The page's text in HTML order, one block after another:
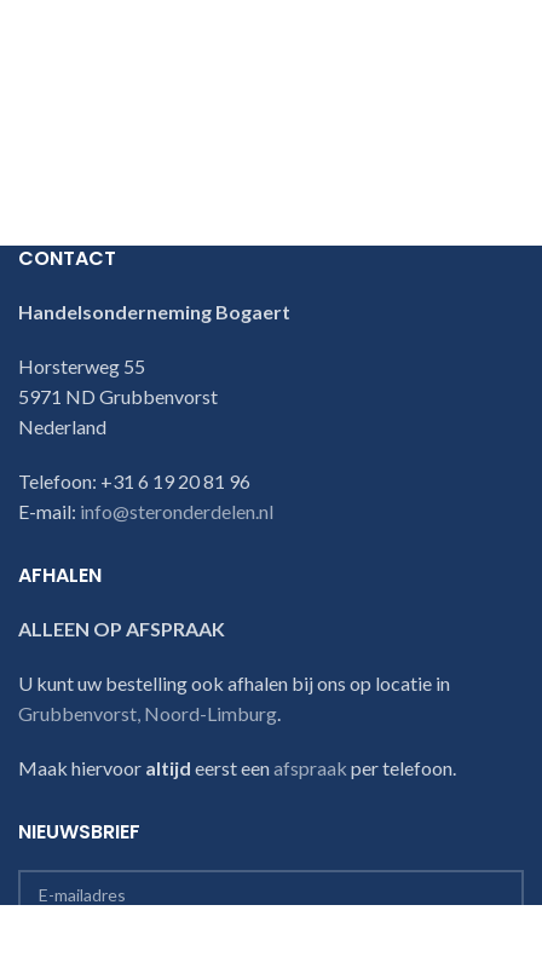
CONTACT
Handelsonderneming Bogaert
Horsterweg 55
5971 ND Grubbenvorst
Nederland
Telefoon: +31 6 19 20 81 96
E-mail: info@steronderdelen.nl
AFHALEN
ALLEEN OP AFSPRAAK
U kunt uw bestelling ook afhalen bij ons op locatie in
Grubbenvorst, Noord-Limburg
Maak hiervoor altijd eerst eenafspraak per telefoon.
NIEUWSBRIEF